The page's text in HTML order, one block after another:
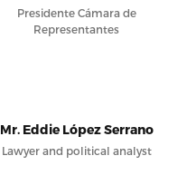
Presidente Cámara de
Representantes
Mr. Eddie López Serrano
Lawyer and political analyst